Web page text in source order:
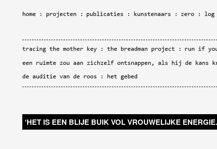
home projecten publicaties kunstenaars zero log
tracing the mother key the breadman project run if
een ruimte zou aan zichzelf ontsnappen, als hij de kans
de auditie van de roos het gebed
‘HET IS EEN BLIJE BUIK VOL VROUWELIJKE